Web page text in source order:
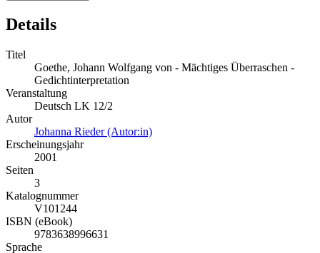
Details
Titel
Goethe, Johann Wolfgang von - Mächtiges Überraschen -
Gedichtinterpretation
Veranstaltung
Deutsch LK 12/2
Autor
Johanna Rieder (Autor:in)
Erscheinungsjahr
2001
Seiten
3
Katalognummer
V101244
ISBN (eBook)
9783638996631
Sprache